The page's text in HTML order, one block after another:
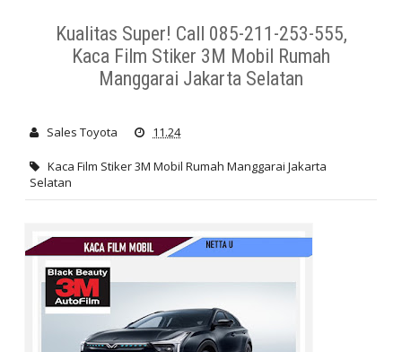
Stiker 3M Mobil Rumah Manggarai Jakarta Selatan
Kualitas Super! Call 085-211-253-555,
Kaca Film Stiker 3M Mobil Rumah
Manggarai Jakarta Selatan
Sales Toyota 11.24
Kaca Film Stiker 3M Mobil Rumah Manggarai Jakarta
Selatan